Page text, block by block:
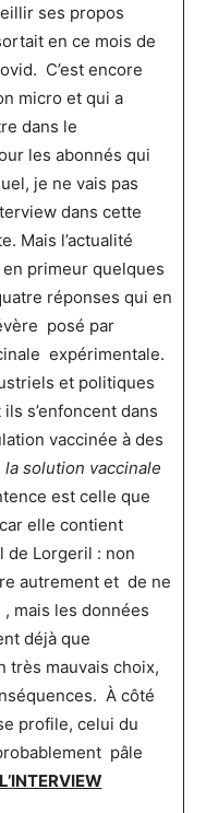
ses propos
en ce mois de
C’est encore
micro et qui a
dans le
les abonnés qui
je ne vais pas
dans cette
Mais l’actualité
primeur quelques
réponses qui en
posé par
expérimentale.
et politiques
s’enfoncent dans
vaccinée à des
la solution vaccinale
est celle que
elle contient
de Lorgeril : non
autrement et de ne
mais les données
déjà que
très mauvais choix,
À côté
profile, celui du
pâle